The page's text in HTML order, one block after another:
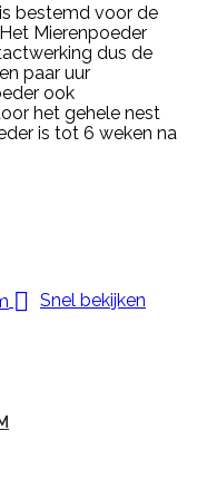
bestemd voor de
Mierenpoeder
dus de
paar uur
ook
het gehele nest
is tot 6 weken na
 Snel bekijken